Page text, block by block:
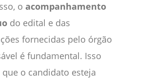
o acompanhamento
do edital e das
fornecidas pelo órgão
é fundamental. Isso
o candidato esteja